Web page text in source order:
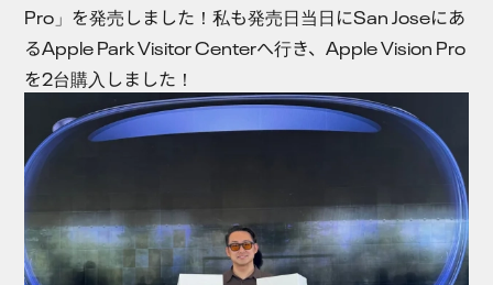
Pro」を発売しました！私も発売日当日にSan Joseにあ
るApple Park Visitor Centerへ行き、Apple Vision Pro
を2台購入しました！